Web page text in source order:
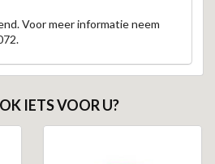
Voor meer informatie neem
IETS VOOR U?